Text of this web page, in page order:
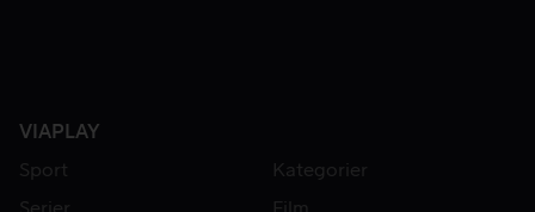
VIAPLAY
Sport
Kategorier
Serier
Film